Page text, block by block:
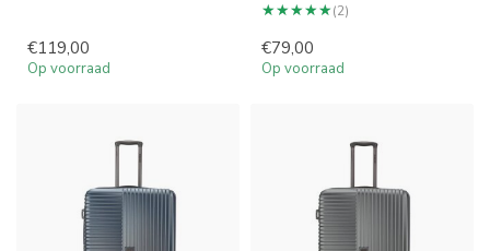
€119,00
Op voorraad
★★★★★
★★★★★(2)
€79,00
Op voorraad